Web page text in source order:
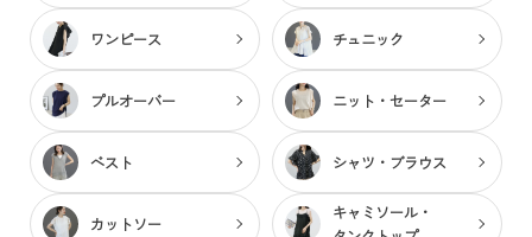
ワンピース チュニック
プルオーバー ニット・セーター
ベスト シャツ・ブラウス
カットソー
キャミソール・